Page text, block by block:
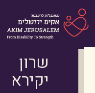
שרון
יקירא